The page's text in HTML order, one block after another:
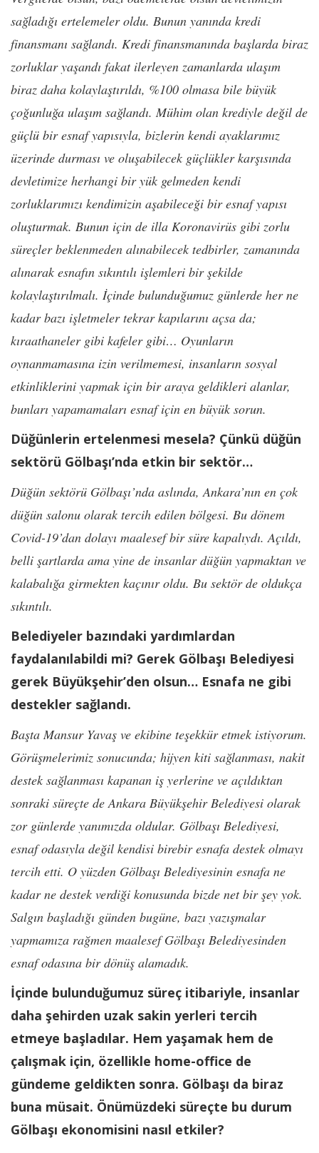
sağladığı ertelemeler oldu. Bunun yanında kredi
finansmanı sağlandı. Kredi finansmanında başlarda biraz
zorluklar yaşandı fakat ilerleyen zamanlarda ulaşım
biraz daha kolaylaştırıldı, %100 olmasa bile büyük
çoğunluğa ulaşım sağlandı. Mühim olan krediyle değil de
güçlü bir esnaf yapısıyla, bizlerin kendi ayaklarımız
üzerinde durması ve oluşabilecek güçlükler karşısında
devletimize herhangi bir yük gelmeden kendi
zorluklarımızı kendimizin aşabileceği bir esnaf yapısı
oluşturmak. Bunun için de illa Koronavirüs gibi zorlu
süreçler beklenmeden alınabilecek tedbirler, zamanında
alınarak esnafın sıkıntılı işlemleri bir şekilde
kolaylaştırılmalı. İçinde bulunduğumuz günlerde her ne
kadar bazı işletmeler tekrar kapılarını açsa da;
kıraathaneler gibi kafeler gibi… Oyunların
oynanmamasına izin verilmemesi, insanların sosyal
etkinliklerini yapmak için bir araya geldikleri alanlar,
bunları yapamamaları esnaf için en büyük sorun.
Düğünlerin ertelenmesi mesela? Çünkü düğün
sektörü Gölbaşı’nda etkin bir sektör…
Düğün sektörü Gölbaşı’nda aslında, Ankara’nın en çok
düğün salonu olarak tercih edilen bölgesi. Bu dönem
Covid-19’dan dolayı maalesef bir süre kapalıydı. Açıldı,
belli şartlarda ama yine de insanlar düğün yapmaktan ve
kalabalığa girmekten kaçınır oldu. Bu sektör de oldukça
sıkıntılı.
Belediyeler bazındaki yardımlardan
faydalanılabildi mi? Gerek Gölbaşı Belediyesi
gerek Büyükşehir’den olsun… Esnafa ne gibi
destekler sağlandı.
Başta Mansur Yavaş ve ekibine teşekkür etmek istiyorum.
Görüşmelerimiz sonucunda; hijyen kiti sağlanması, nakit
destek sağlanması kapanan iş yerlerine ve açıldıktan
sonraki süreçte de Ankara Büyükşehir Belediyesi olarak
zor günlerde yanımızda oldular. Gölbaşı Belediyesi,
esnaf odasıyla değil kendisi birebir esnafa destek olmayı
tercih etti. O yüzden Gölbaşı Belediyesinin esnafa ne
kadar ne destek verdiği konusunda bizde net bir şey yok.
Salgın başladığı günden bugüne, bazı yazışmalar
yapmamıza rağmen maalesef Gölbaşı Belediyesinden
esnaf odasına bir dönüş alamadık.
İçinde bulunduğumuz süreç itibariyle, insanlar
daha şehirden uzak sakin yerleri tercih
etmeye başladılar. Hem yaşamak hem de
çalışmak için, özellikle home-office de
gündeme geldikten sonra. Gölbaşı da biraz
buna müsait. Önümüzdeki süreçte bu durum
Gölbaşı ekonomisini nasıl etkiler?